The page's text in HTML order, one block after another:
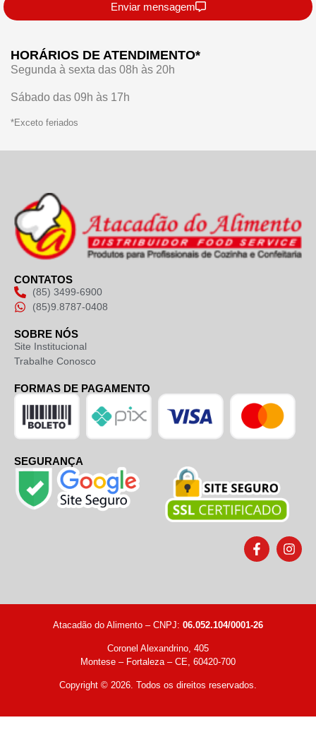
Enviar mensagem
HORÁRIOS DE ATENDIMENTO*
Segunda à sexta das 08h às 20h
Sábado das 09h às 17h
*Exceto feriados
(85) 3499-6900
(85)9.8787-0408
CONTATOS
SOBRE NÓS
Site Institucional
Trabalhe Conosco
FORMAS DE PAGAMENTO
SEGURANÇA
Atacadão do Alimento – CNPJ: 06.052.104/0001-26
Coronel Alexandrino, 405
Montese – Fortaleza – CE, 60420-700
Copyright © 2026. Todos os direitos reservados.